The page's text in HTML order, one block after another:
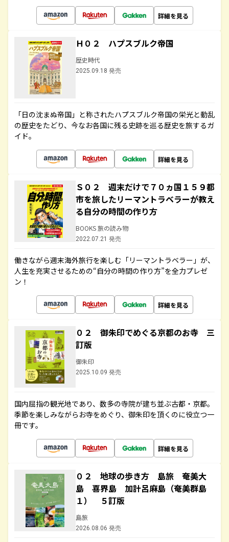
詳細を見る
Ｈ０２ ハプスブルク帝国
歴史時代
2025.09.18 発売
「日の沈まぬ帝国」と称されたハプスブルク帝国の栄光と動乱
の歴史をたどり、今なお各国に残る史跡を巡る歴史を旅するガ
イド。
詳細を見る
Ｓ０２ 週末だけで７０ヵ国１５９都
市を旅したリーマントラベラーが教え
る自分の時間の作り方
BOOKS 旅の読み物
2022.07.21 発売
働きながら週末海外旅行を楽しむ「リーマントラベラー」が、
人生を充実させるための“自分の時間の作り方”を全力プレゼ
ン！
詳細を見る
０２ 御朱印でめぐる京都のお寺 三
訂版
御朱印
2025.10.09 発売
国内屈指の観光地であり、数多の寺院が建ち並ぶ古都・京都。
季節を楽しみながらお寺をめぐり、御朱印を頂くのに役立つ一
冊です。
詳細を見る
０２ 地球の歩き方 島旅 奄美大
島 喜界島 加計呂麻島（奄美群島
１） ５訂版
島旅
2026.08.06 発売